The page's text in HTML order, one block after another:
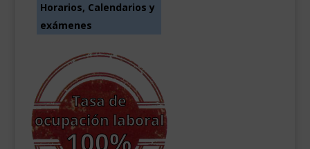
Horarios, Calendarios y
exámenes